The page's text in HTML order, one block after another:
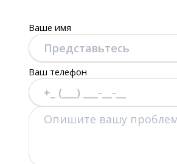
Ваше имя
Ваш телефон